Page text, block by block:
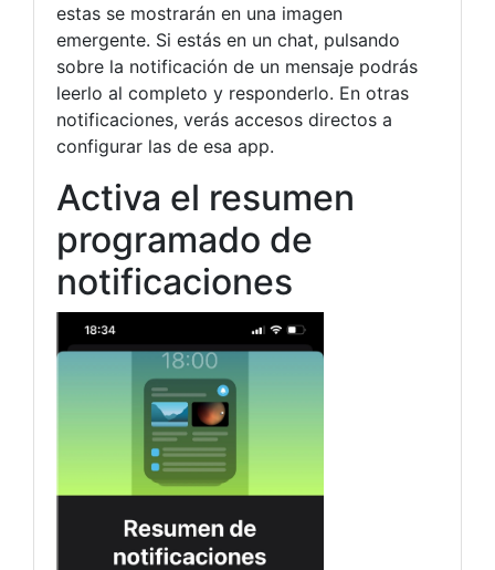
estas se mostrarán en una imagen
emergente. Si estás en un chat, pulsando
sobre la notificación de un mensaje podrás
leerlo al completo y responderlo. En otras
notificaciones, verás accesos directos a
configurar las de esa app.
Activa el resumen
programado de
notificaciones